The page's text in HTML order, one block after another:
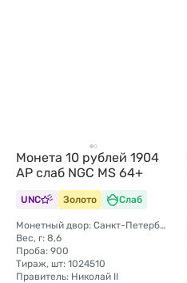
Монета 10 рублей 1904
АР слаб NGC MS 64+
UNC Золото Слаб
Монетный двор: Санкт-Петербургский монетный двор
Вес, г: 8,6
Проба: 900
Тираж, шт: 1024510
Правитель: Николай II